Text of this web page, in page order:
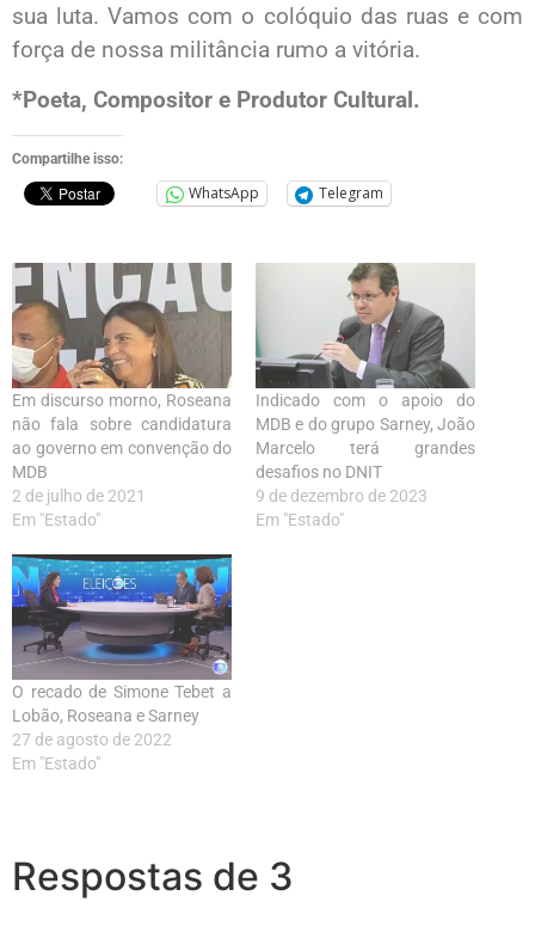
sua luta. Vamos com o colóquio das ruas e com
força de nossa militância rumo a vitória.
*Poeta, Compositor e Produtor Cultural.
Compartilhe isso:
WhatsApp Telegram
Em discurso morno, Roseana
não fala sobre candidatura
ao governo em convenção do
MDB
2 de julho de 2021
Em "Estado"
Indicado com o apoio do
MDB e do grupo Sarney, João
Marcelo terá grandes
desafios no DNIT
9 de dezembro de 2023
Em "Estado"
O recado de Simone Tebet a
Lobão, Roseana e Sarney
27 de agosto de 2022
Em "Estado"
Respostas de 3